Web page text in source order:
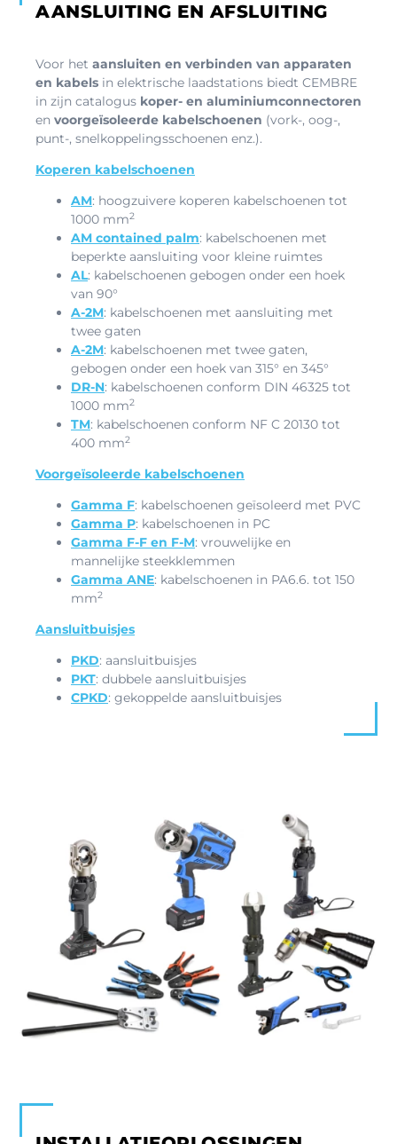
AANSLUITING EN AFSLUITING
Voor het aansluiten en verbinden van apparaten
en kabels in elektrische laadstations biedt CEMBRE
in zijn catalogus koper- en aluminiumconnectoren
en voorgeïsoleerde kabelschoenen (vork-, oog-,
punt-, snelkoppelingsschoenen enz.).
Koperen kabelschoenen
AM: hoogzuivere koperen kabelschoenen tot
1000 mm2
AM contained palm: kabelschoenen met
beperkte aansluiting voor kleine ruimtes
AL: kabelschoenen gebogen onder een hoek
van 90°
A-2M: kabelschoenen met aansluiting met
twee gaten
A-2M: kabelschoenen met twee gaten,
gebogen onder een hoek van 315° en 345°
DR-N: kabelschoenen conform DIN 46325 tot
1000 mm2
TM: kabelschoenen conform NF C 20130 tot
400 mm2
Voorgeïsoleerde kabelschoenen
Gamma F: kabelschoenen geïsoleerd met PVC
Gamma P: kabelschoenen in PC
Gamma F-F en F-M: vrouwelijke en
mannelijke steekklemmen
Gamma ANE: kabelschoenen in PA6.6. tot 150
mm2
Aansluitbuisjes
PKD: aansluitbuisjes
PKT: dubbele aansluitbuisjes
CPKD: gekoppelde aansluitbuisjes